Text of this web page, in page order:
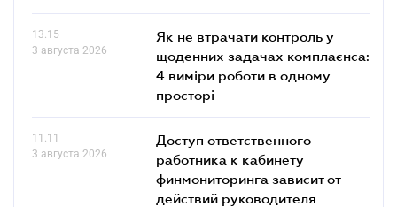
13.15
3 августа 2026
Як не втрачати контроль у
щоденних задачах комплаєнса:
4 виміри роботи в одному
просторі
11.11
3 августа 2026
Доступ ответственного
работника к кабинету
финмониторинга зависит от
действий руководителя